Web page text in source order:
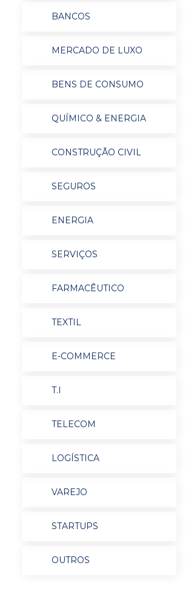
BANCOS
MERCADO DE LUXO
BENS DE CONSUMO
QUÍMICO & ENERGIA
CONSTRUÇÃO CIVIL
SEGUROS
ENERGIA
SERVIÇOS
FARMACÊUTICO
TEXTIL
E-COMMERCE
T.I
TELECOM
LOGÍSTICA
VAREJO
STARTUPS
OUTROS